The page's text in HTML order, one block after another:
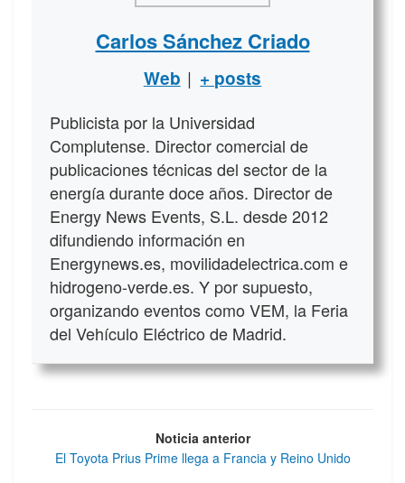
Carlos Sánchez Criado
Web | + posts
Publicista por la Universidad
Complutense. Director comercial de
publicaciones técnicas del sector de la
energía durante doce años. Director de
Energy News Events, S.L. desde 2012
difundiendo información en
Energynews.es, movilidadelectrica.com e
hidrogeno-verde.es. Y por supuesto,
organizando eventos como VEM, la Feria
del Vehículo Eléctrico de Madrid.
Noticia anterior
El Toyota Prius Prime llega a Francia y Reino Unido